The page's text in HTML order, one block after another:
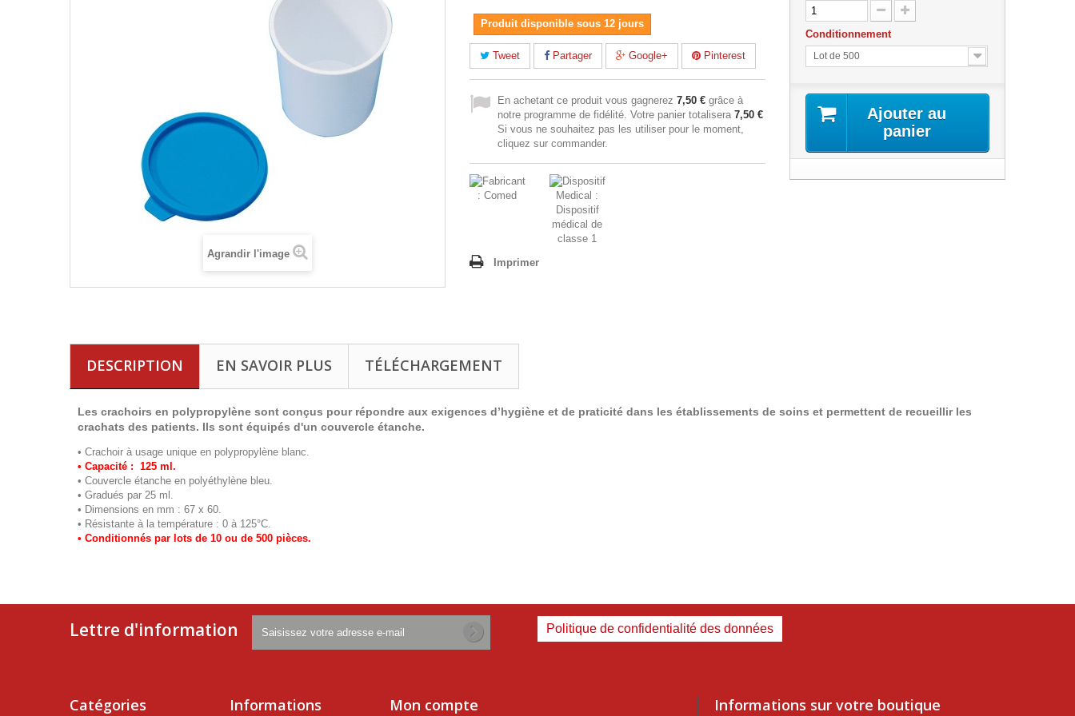
Agrandir l'image
Produit disponible sous 12 jours
Tweet Partager Google+ Pinterest
En achetant ce produit vous gagnerez 7,50 € grâce à
notre programme de fidélité. Votre panier totalisera 7,50 €
Si vous ne souhaitez pas les utiliser pour le moment,
cliquez sur commander.
Imprimer
Conditionnement
Lot de 500
Ajouter au
panier
DESCRIPTION EN SAVOIR PLUS TÉLÉCHARGEMENT
Les crachoirs en polypropylène sont conçus pour répondre aux exigences d’hygiène et de praticité dans les établissements de soins et permettent de recueillir les
crachats des patients. Ils sont équipés d'un couvercle étanche.
• Crachoir à usage unique en polypropylène blanc.
• Capacité : 125 ml.
• Couvercle étanche en polyéthylène bleu.
• Gradués par 25 ml.
• Dimensions en mm : 67 x 60.
• Résistante à la température : 0 à 125°C.
• Conditionnés par lots de 10 ou de 500 pièces.
Lettre d'information
Catégories Informations Mon compte Informations sur votre boutique
Politique de confidentialité des données